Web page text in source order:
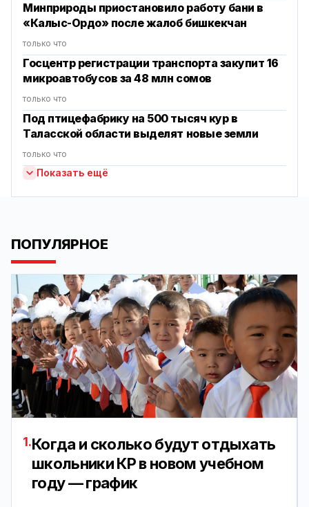
Минприроды приостановило работу бани в
«Калыс-Ордо» после жалоб бишкекчан
только что
Госцентр регистрации транспорта закупит 16
микроавтобусов за 48 млн сомов
только что
Под птицефабрику на 500 тысяч кур в
Таласской области выделят новые земли
только что
Показать ещё
ПОПУЛЯРНОЕ
1.Когда и сколько будут отдыхать
школьники КР в новом учебном
году — график